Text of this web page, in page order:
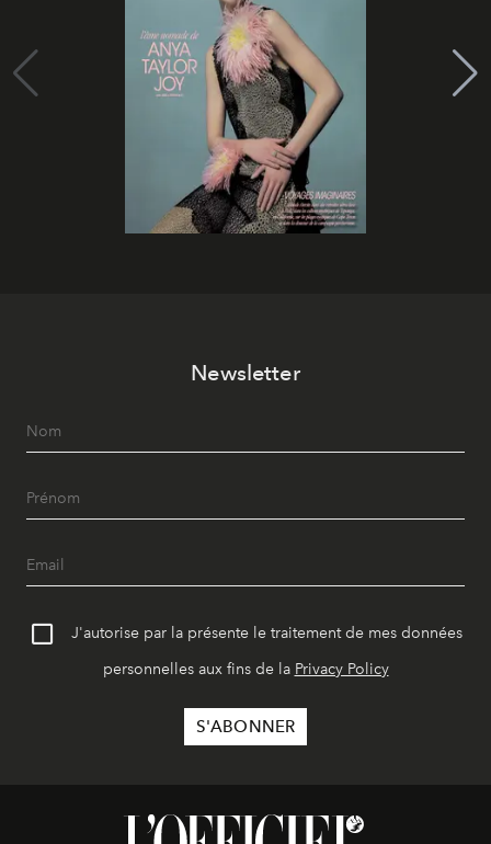
Newsletter
J'autorise par la présente le traitement de mes données
personnelles aux fins de la Privacy Policy